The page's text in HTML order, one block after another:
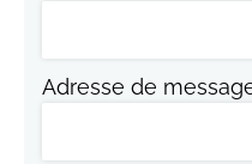
Adresse de